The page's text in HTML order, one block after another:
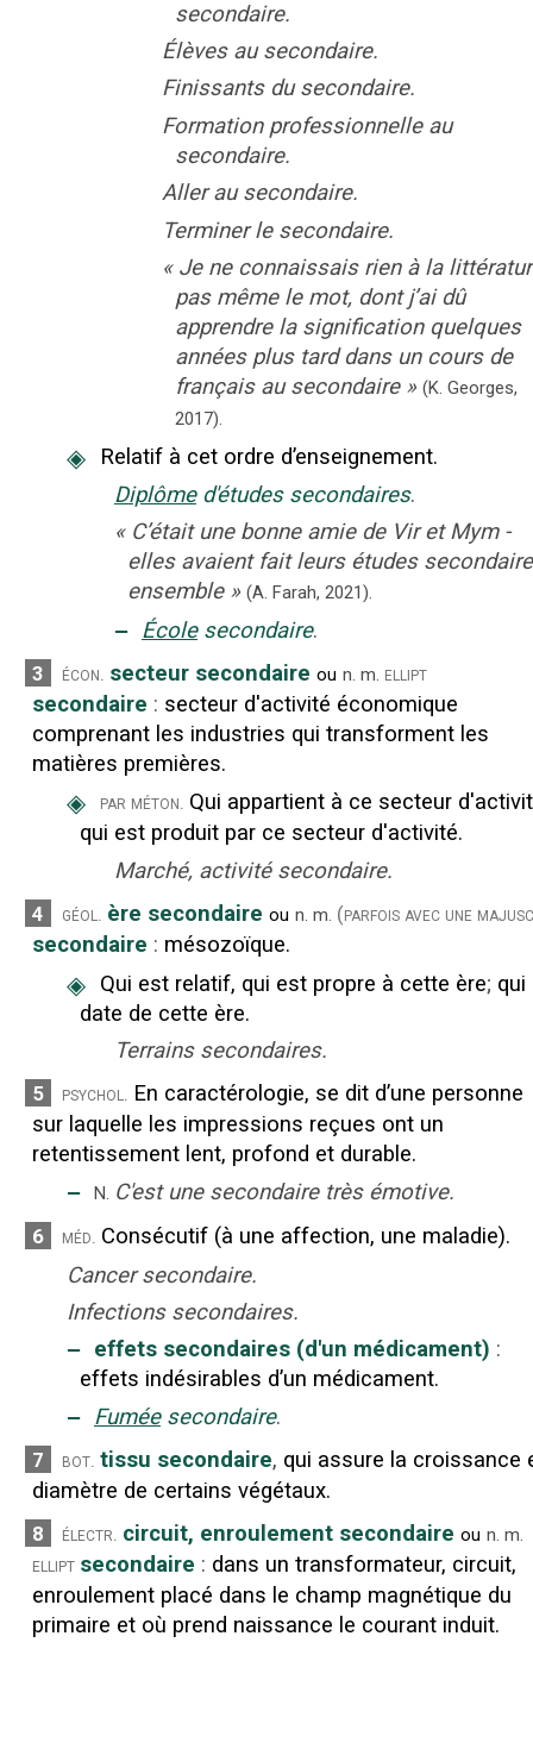
secondaire.
Élèves au secondaire.
Finissants du secondaire.
Formation professionnelle au
secondaire.
Aller au secondaire.
Terminer le secondaire.
« Je ne connaissais rien à la
pas même le mot, dont j’ai dû
apprendre la signification quelques
années plus tard dans un cours de
français au secondaire » (K. Georges,
2017).
◈
Relatif à cet ordre d’enseignement.
Diplôme d'études secondaires.
« C’était une bonne amie de Vir et Mym -
elles avaient fait leurs études
ensemble » (A. Farah, 2021).
‒ École secondaire.
3 écon. secteur secondaire ou n. m. ellipt
secondaire : secteur d'activité économique
comprenant les industries qui transforment les
matières premières.
◈ par méton. Qui appartient à ce secteur
qui est produit par ce secteur d'activité.
Marché, activité secondaire.
4 géol. ère secondaire ou n. m. (parfois avec une
secondaire : mésozoïque.
◈ Qui est relatif, qui est propre à cette ère; qui
date de cette ère.
Terrains secondaires.
5 psychol. En caractérologie, se dit d’une personne
sur laquelle les impressions reçues ont un
retentissement lent, profond et durable.
‒ N. C'est une secondaire très émotive.
6 méd. Consécutif (à une affection, une maladie).
Cancer secondaire.
Infections secondaires.
‒ effets secondaires (d'un médicament) :
effets indésirables d’un médicament.
‒ Fumée secondaire.
7 bot. tissu secondaire, qui assure la croissance
diamètre de certains végétaux.
8 électr. circuit, enroulement secondaire ou n. m.
ellipt secondaire : dans un transformateur, circuit,
enroulement placé dans le champ magnétique du
primaire et où prend naissance le courant induit.